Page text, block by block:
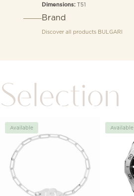
Dimensions: T51
Brand
Discover all products BULGARI
Selection
Available Available